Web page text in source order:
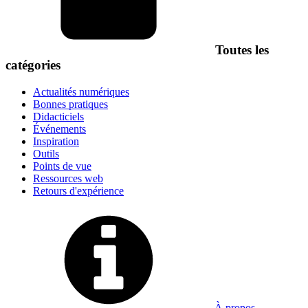
Toutes les
catégories
Actualités numériques
Bonnes pratiques
Didacticiels
Événements
Inspiration
Outils
Points de vue
Ressources web
Retours d'expérience